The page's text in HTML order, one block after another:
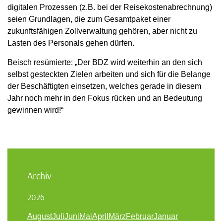
digitalen Prozessen (z.B. bei der Reisekostenabrechnung)
seien Grundlagen, die zum Gesamtpaket einer
zukunftsfähigen Zollverwaltung gehören, aber nicht zu
Lasten des Personals gehen dürfen.
Beisch resümierte: „Der BDZ wird weiterhin an den sich
selbst gesteckten Zielen arbeiten und sich für die Belange
der Beschäftigten einsetzen, welches gerade in diesem
Jahr noch mehr in den Fokus rücken und an Bedeutung
gewinnen wird!“
Archiv
2026
AugustJuliJuniMaiApril MärzFebruarJanuar